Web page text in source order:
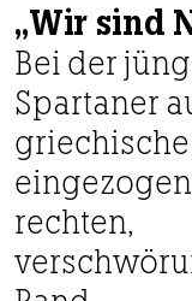
nord
wahrheit
verlag
verlag
veranstaltungen
shop
„Wir sind
Bei der
Spartaner
rechten,